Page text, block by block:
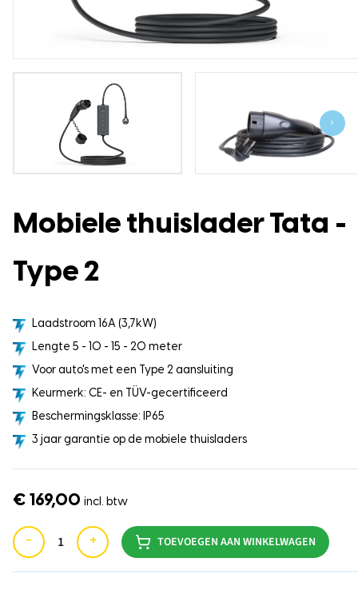
›
Mobiele thuislader Tata -
Type 2
Laadstroom 16A (3,7kW)
Lengte 5 - 10 - 15 - 20 meter
Voor auto's met een Type 2 aansluiting
Keurmerk: CE- en TÜV-gecertificeerd
Beschermingsklasse: IP65
3 jaar garantie op de mobiele thuisladers
€ 169,00 incl. btw
− + TOEVOEGEN AAN WINKELWAGEN